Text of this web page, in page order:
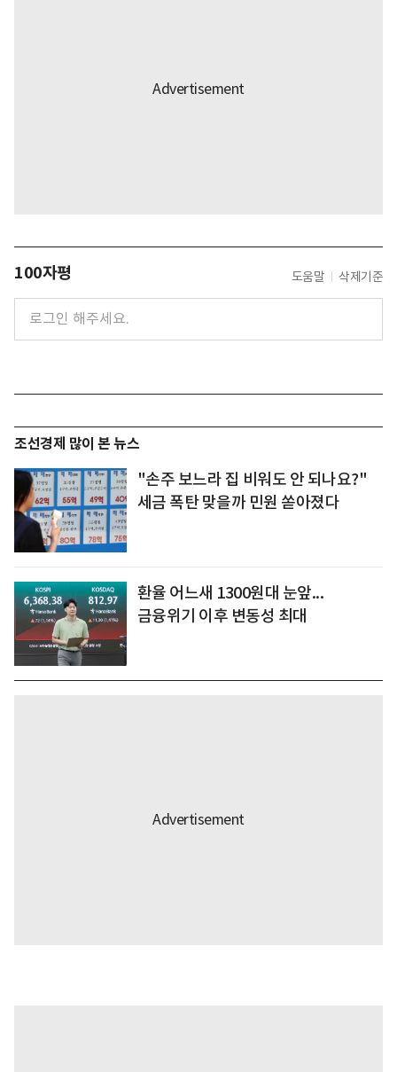
100자평 도움말 삭제기준
조선경제 많이 본 뉴스
"손주 보느라 집 비워도 안 되나요?"
세금 폭탄 맞을까 민원 쏟아졌다
환율 어느새 1300원대 눈앞...
금융위기 이후 변동성 최대